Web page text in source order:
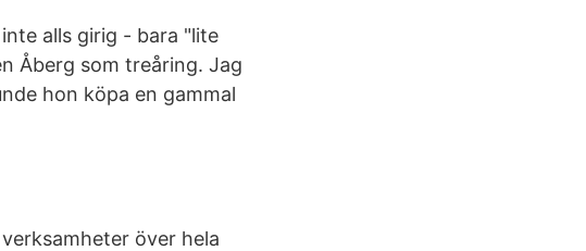
alls girig - bara "lite
Åberg som treåring. Jag
hon köpa en gammal
över hela